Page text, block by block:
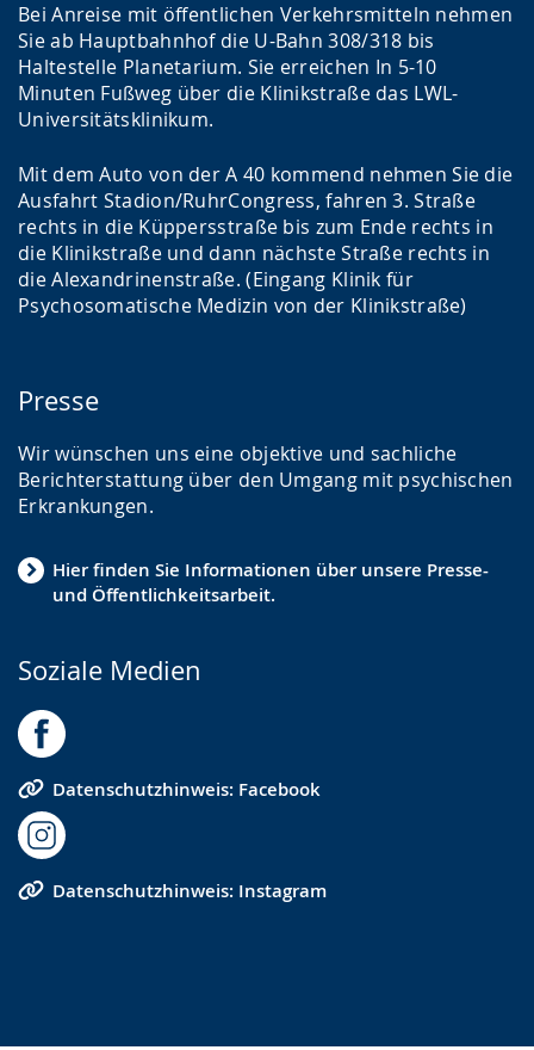
Bei Anreise mit öffentlichen Verkehrsmitteln nehmen
Sie ab Hauptbahnhof die U-Bahn 308/318 bis
Haltestelle Planetarium. Sie erreichen In 5-10
Minuten Fußweg über die Klinikstraße das LWL-
Universitätsklinikum.
Mit dem Auto von der A 40 kommend nehmen Sie die
Ausfahrt Stadion/RuhrCongress, fahren 3. Straße
rechts in die Küppersstraße bis zum Ende rechts in
die Klinikstraße und dann nächste Straße rechts in
die Alexandrinenstraße. (Eingang Klinik für
Psychosomatische Medizin von der Klinikstraße)
Presse
Wir wünschen uns eine objektive und sachliche
Berichterstattung über den Umgang mit psychischen
Erkrankungen.
Hier finden Sie Informationen über unsere Presse-
und Öffentlichkeitsarbeit.
Soziale Medien
Datenschutzhinweis: Facebook
Datenschutzhinweis: Instagram